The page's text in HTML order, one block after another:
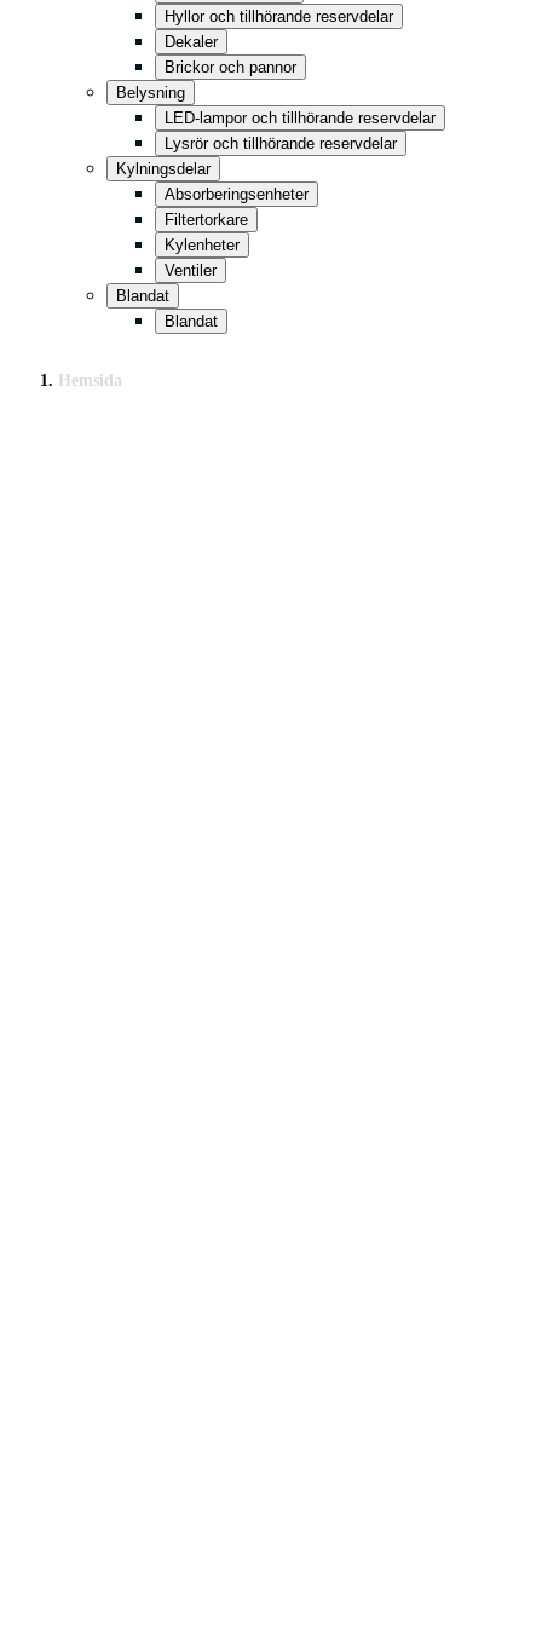
Hyllor och tillhörande reservdelar
Dekaler
Brickor och pannor
Belysning
LED-lampor och tillhörande reservdelar
Lysrör och tillhörande reservdelar
Kylningsdelar
Absorberingsenheter
Filtertorkare
Kylenheter
Ventiler
Blandat
Blandat
Hemsida